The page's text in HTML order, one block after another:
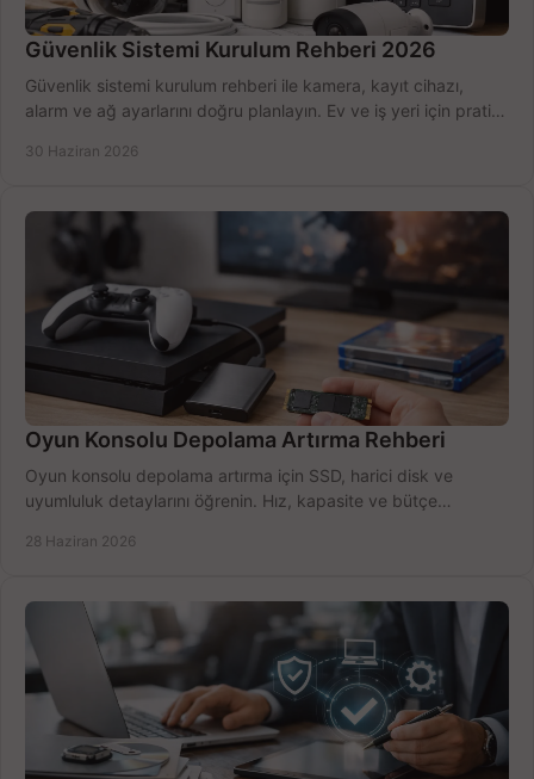
Güvenlik Sistemi Kurulum Rehberi 2026
Güvenlik sistemi kurulum rehberi ile kamera, kayıt cihazı,
alarm ve ağ ayarlarını doğru planlayın. Ev ve iş yeri için pratik
30 Haziran 2026
Oyun Konsolu Depolama Artırma Rehberi
Oyun konsolu depolama artırma için SSD, harici disk ve
uyumluluk detaylarını öğrenin. Hız, kapasite ve bütçe
28 Haziran 2026